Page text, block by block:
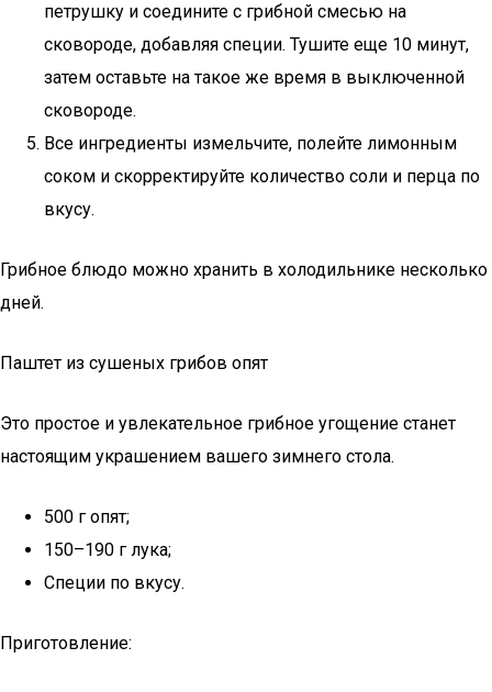
петрушку и соедините с грибной смесью на
сковороде, добавляя специи. Тушите еще 10 минут,
затем оставьте на такое же время в выключенной
сковороде.
Все ингредиенты измельчите, полейте лимонным
соком и скорректируйте количество соли и перца по
вкусу.
Грибное блюдо можно хранить в холодильнике несколько
дней.
Паштет из сушеных грибов опят
Это простое и увлекательное грибное угощение станет
настоящим украшением вашего зимнего стола.
500 г опят;
150–190 г лука;
Специи по вкусу.
Приготовление: